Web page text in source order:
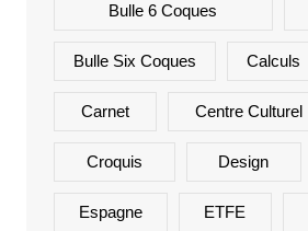
Bulle 6 Coques
Bulle Six Coques Calculs
Carnet Centre Culturel
Croquis Design
Espagne ETFE